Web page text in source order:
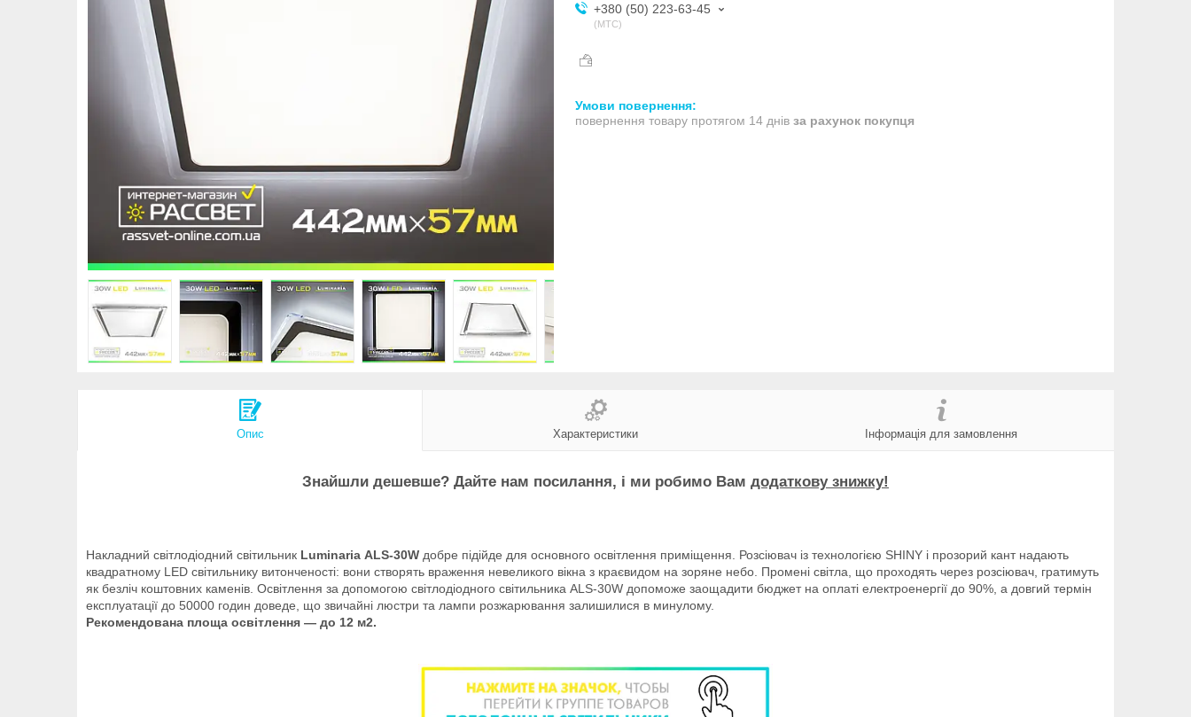
+380 (50) 223-63-45
МТС
повернення товару протягом 14 днів за рахунок покупця
Опис Характеристики Інформація для замовлення
Знайшли дешевше? Дайте нам посилання, і ми робимо Вам додаткову знижку!
Накладний світлодіодний світильник Luminaria ALS-30W добре підійде для основного освітлення приміщення. Розсіювач із технологією SHINY і прозорий кант надають
квадратному LED світильнику витонченості: вони створять враження невеликого вікна з краєвидом на зоряне небо. Промені світла, що проходять через розсіювач, гратимуть
як безліч коштовних каменів. Освітлення за допомогою світлодіодного світильника ALS-30W допоможе заощадити бюджет на оплаті електроенергії до 90%, а довгий термін
експлуатації до 50000 годин доведе, що звичайні люстри та лампи розжарювання залишилися в минулому.
Рекомендована площа освітлення — до 12 м2.